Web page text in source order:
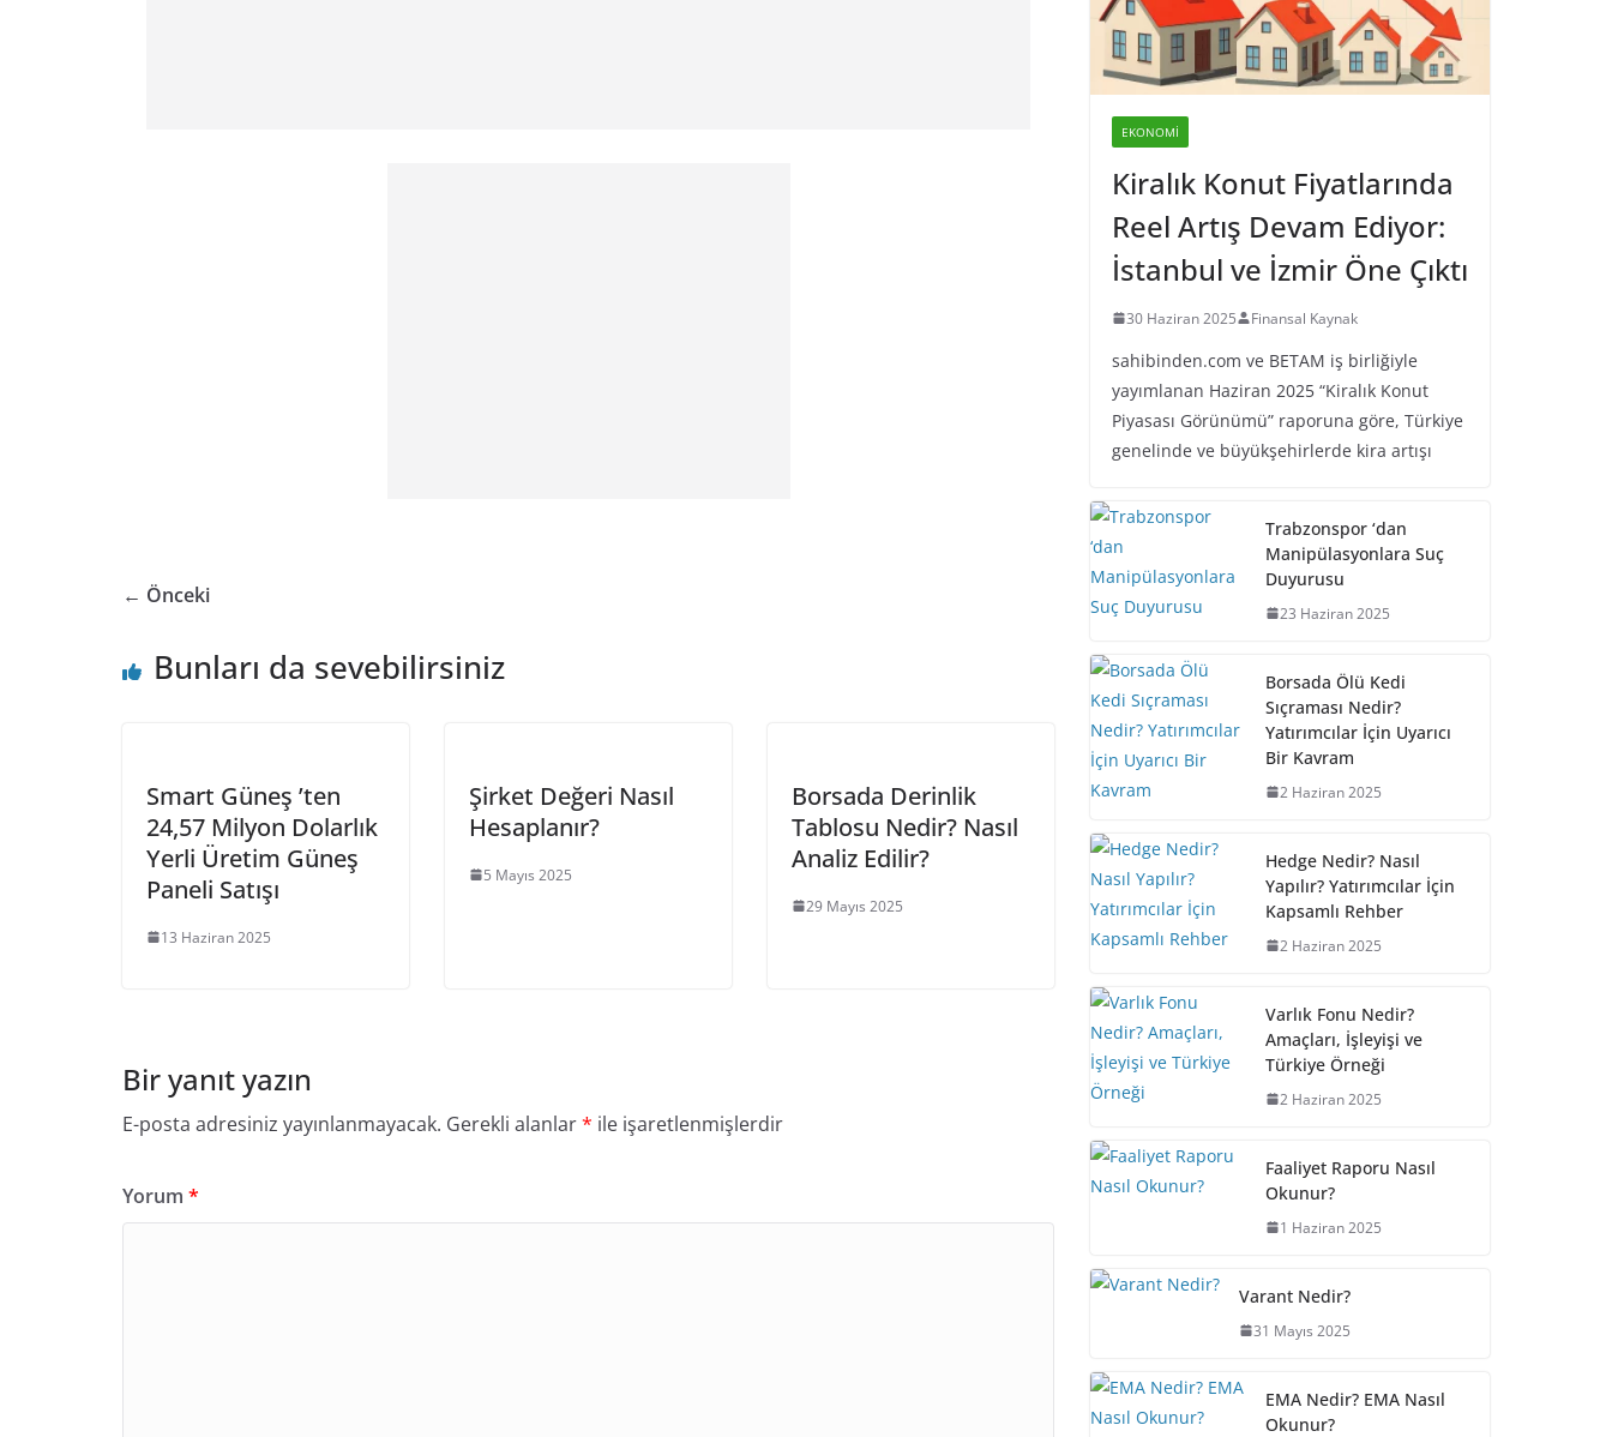
← Önceki
Bunları da sevebilirsiniz
Smart Güneş ’ten
24,57 Milyon Dolarlık
Yerli Üretim Güneş
Paneli Satışı
13 Haziran 2025
Şirket Değeri Nasıl
Hesaplanır?
5 Mayıs 2025
Borsada Derinlik
Tablosu Nedir? Nasıl
Analiz Edilir?
29 Mayıs 2025
Bir yanıt yazın
E-posta adresiniz yayınlanmayacak. Gerekli alanlar* ile işaretlenmişlerdir
Yorum *
EKONOMI
Kiralık Konut Fiyatlarında
Reel Artış Devam Ediyor:
İstanbul ve İzmir Öne Çıktı
30 Haziran 2025 Finansal Kaynak
sahibinden.com ve BETAM iş birliğiyle
yayımlanan Haziran 2025 “Kiralık Konut
Piyasası Görünümü” raporuna göre, Türkiye
genelinde ve büyükşehirlerde kira artışı
Trabzonspor ‘dan
Manipülasyonlara Suç
Duyurusu
23 Haziran 2025
Borsada Ölü Kedi
Sıçraması Nedir?
Yatırımcılar İçin Uyarıcı
Bir Kavram
2 Haziran 2025
Hedge Nedir? Nasıl
Yapılır? Yatırımcılar İçin
Kapsamlı Rehber
2 Haziran 2025
Varlık Fonu Nedir?
Amaçları, İşleyişi ve
Türkiye Örneği
2 Haziran 2025
Faaliyet Raporu Nasıl
Okunur?
1 Haziran 2025
Varant Nedir?
31 Mayıs 2025
EMA Nedir? EMA Nasıl
Okunur?